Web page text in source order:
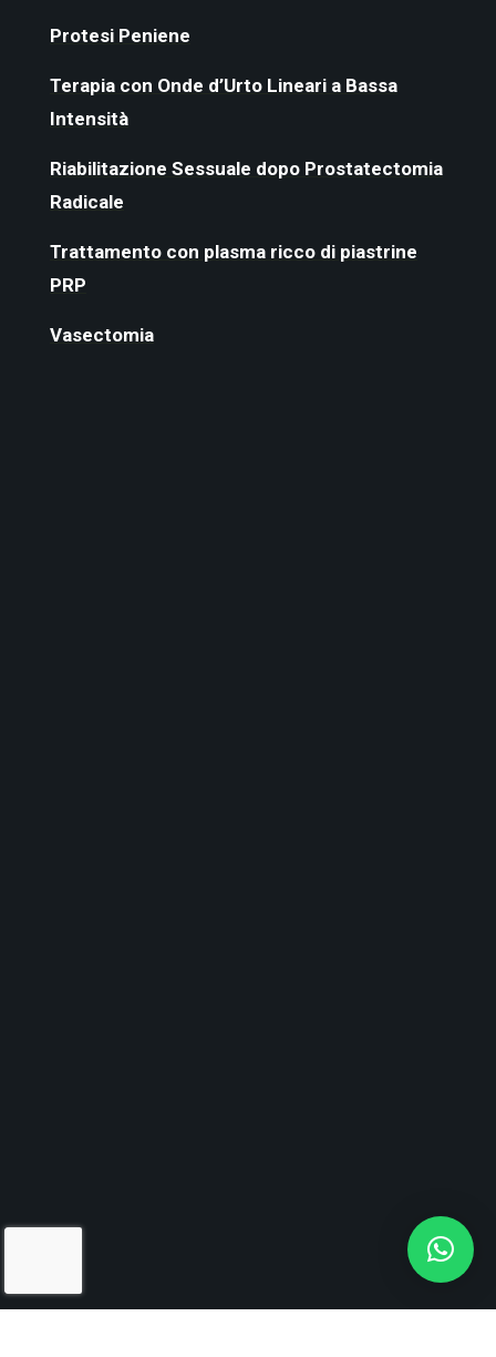
Protesi Peniene
Terapia con Onde d’Urto Lineari a Bassa
Intensità
Riabilitazione Sessuale dopo Prostatectomia
Radicale
Trattamento con plasma ricco di piastrine
PRP
Vasectomia